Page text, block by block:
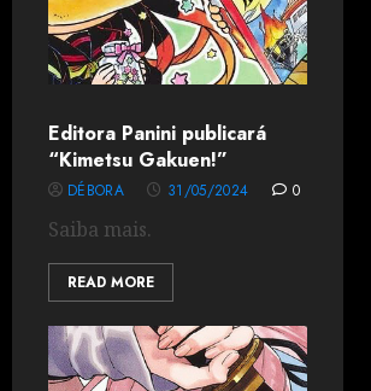
Editora Panini publicará
“Kimetsu Gakuen!”
DÉBORA 31/05/2024 0
Saiba mais.
READ MORE